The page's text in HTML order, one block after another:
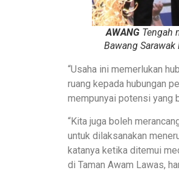
AWANGTengah
Bawang
“Usaha ini memerlukan
ruang kepada hubungan
mempunyai potensi yang
“Kita juga boleh
untuk dilaksanakan
katanya ketika ditemui
di Taman Awam Lawas,